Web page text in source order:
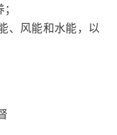
、风能和水能，以